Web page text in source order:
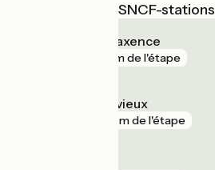
Dichtstbijzijnde SNCF-stations
Pont-Sainte-Maxence
25 m de l'étape
Chantilly - Gouvieux
501 m de l'étape